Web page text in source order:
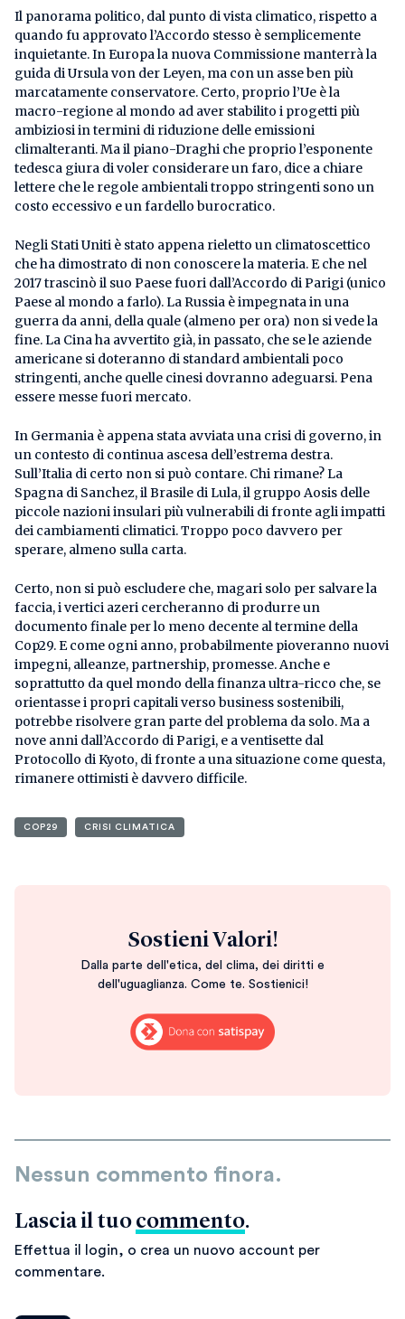
Il panorama politico, dal punto di vista climatico, rispetto a
quando fu approvato l’Accordo stesso è semplicemente
inquietante. In Europa la nuova Commissione manterrà la
guida di Ursula von der Leyen, ma con un asse ben più
marcatamente conservatore. Certo, proprio l’Ue è la
macro-regione al mondo ad aver stabilito i progetti più
ambiziosi in termini di riduzione delle emissioni
climalteranti. Ma il piano-Draghi che proprio l’esponente
tedesca giura di voler considerare un faro, dice a chiare
lettere che le regole ambientali troppo stringenti sono un
costo eccessivo e un fardello burocratico.
Negli Stati Uniti è stato appena rieletto un climatoscettico
che ha dimostrato di non conoscere la materia. E che nel
2017 trascinò il suo Paese fuori dall’Accordo di Parigi (unico
Paese al mondo a farlo). La Russia è impegnata in una
guerra da anni, della quale (almeno per ora) non si vede la
fine. La Cina ha avvertito già, in passato, che se le aziende
americane si doteranno di standard ambientali poco
stringenti, anche quelle cinesi dovranno adeguarsi. Pena
essere messe fuori mercato.
In Germania è appena stata avviata una crisi di governo, in
un contesto di continua ascesa dell’estrema destra.
Sull’Italia di certo non si può contare. Chi rimane? La
Spagna di Sanchez, il Brasile di Lula, il gruppo Aosis delle
piccole nazioni insulari più vulnerabili di fronte agli impatti
dei cambiamenti climatici. Troppo poco davvero per
sperare, almeno sulla carta.
Certo, non si può escludere che, magari solo per salvare la
faccia, i vertici azeri cercheranno di produrre un
documento finale per lo meno decente al termine della
Cop29. E come ogni anno, probabilmente pioveranno nuovi
impegni, alleanze, partnership, promesse. Anche e
soprattutto da quel mondo della finanza ultra-ricco che, se
orientasse i propri capitali verso business sostenibili,
potrebbe risolvere gran parte del problema da solo. Ma a
nove anni dall’Accordo di Parigi, e a ventisette dal
Protocollo di Kyoto, di fronte a una situazione come questa,
rimanere ottimisti è davvero difficile.
COP29 CRISI CLIMATICA
Sostieni Valori!
Dalla parte dell'etica, del clima, dei diritti e
dell'uguaglianza. Come te. Sostienici!
Nessun commento finora.
Lascia il tuo commento.
Effettua il login, o crea un nuovo account per
commentare.